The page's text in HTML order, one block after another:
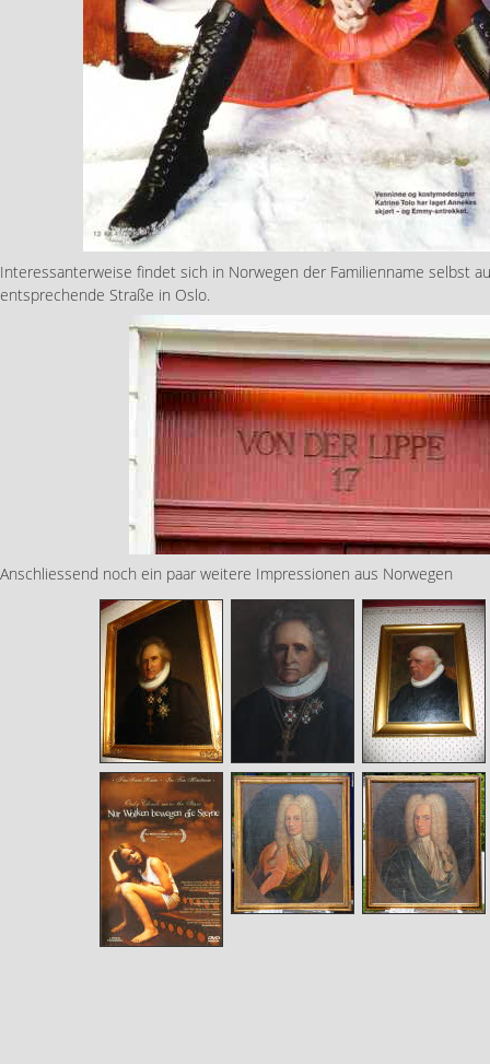
Interessanterweise findet sich in Norwegen der Familienname selbst
entsprechende Straße in Oslo.
Anschliessend noch ein paar weitere Impressionen aus Norwegen